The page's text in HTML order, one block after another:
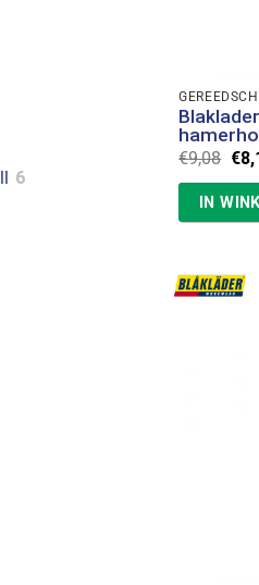
6
€9,08
prijs
€
IN